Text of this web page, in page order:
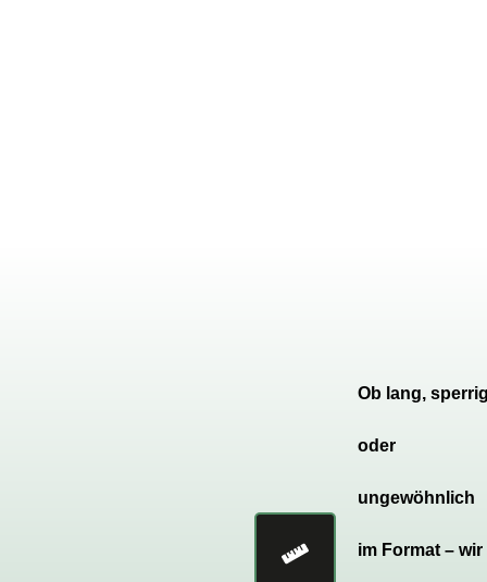
Ob lang,
oder
ungewöhnlich
im Format – wir